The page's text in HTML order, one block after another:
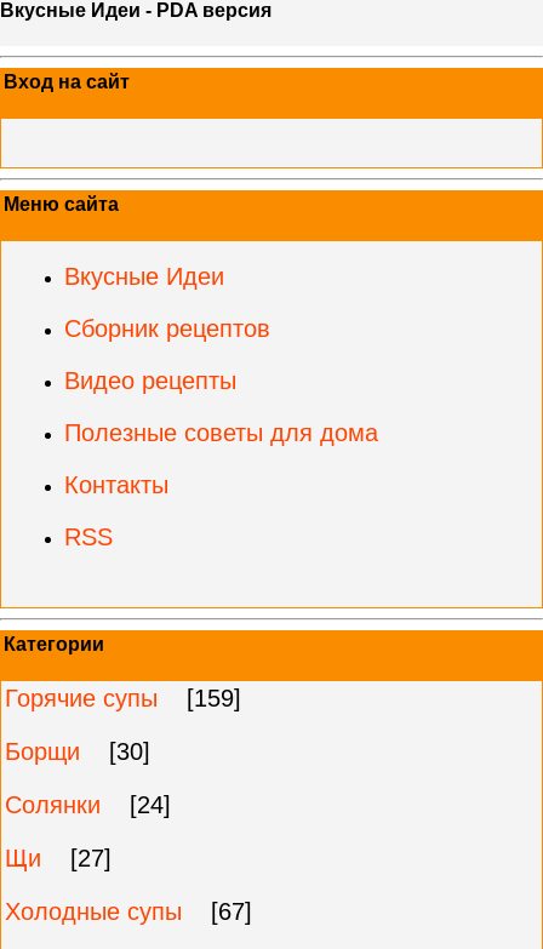
Вкусные Идеи - PDA версия
Вход на сайт
Меню сайта
Вкусные Идеи
Сборник рецептов
Видео рецепты
Полезные советы для дома
Контакты
RSS
Категории
Горячие супы
[159]
Борщи
[30]
Солянки
[24]
Щи
[27]
Холодные супы
[67]